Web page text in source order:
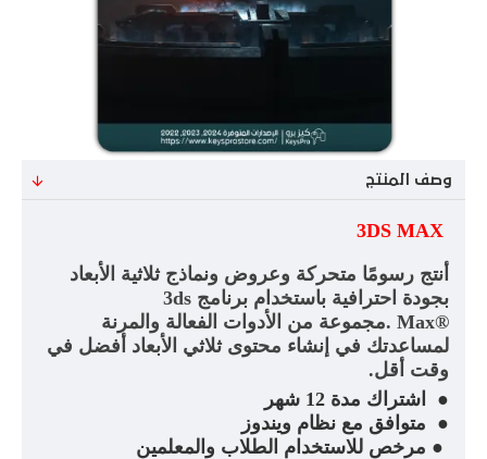
وصف المنتج
3DS MAX
أنتج رسومًا متحركة وعروض ونماذج ثلاثية الأبعاد
بجودة احترافية باستخدام برنامج 3ds
Max®
.مجموعة من الأدوات الفعالة والمرنة
لمساعدتك في إنشاء محتوى ثلاثي الأبعاد أفضل في
وقت أقل.
●
اشتراك مدة 12 شهر
● متوافق مع نظام ويندوز
● مرخص للاستخدام الطلاب والمعلمين